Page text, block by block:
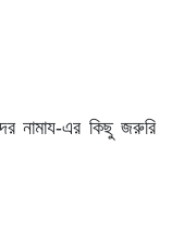
নামায-এর কিছু জরুরি